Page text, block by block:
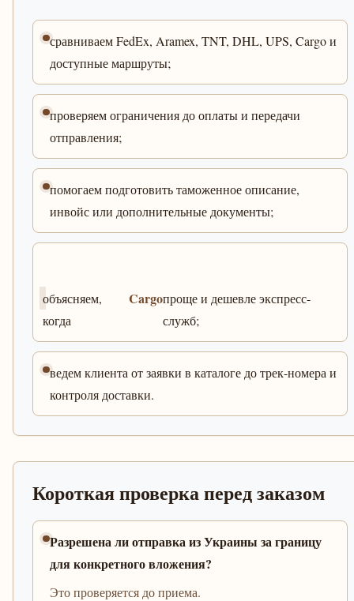
сравниваем FedEx, Aramex, TNT, DHL, UPS, Cargo и
доступные маршруты;
проверяем ограничения до оплаты и передачи
отправления;
помогаем подготовить таможенное описание,
инвойс или дополнительные документы;
объясняем,
когда
Cargoпроще и дешевле экспресс-
служб;
ведем клиента от заявки в каталоге до трек-номера и
контроля доставки.
Короткая проверка перед заказом
Разрешена ли отправка из Украины за границу
для конкретного вложения?
Это проверяется до приема.